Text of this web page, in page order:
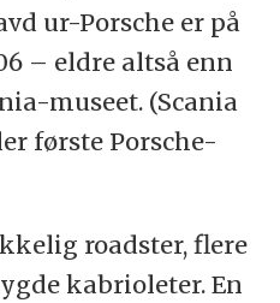
ur-Porsche er på
– eldre altså enn
museet. (Scania
første Porsche-
roadster, flere
kabrioleter. En